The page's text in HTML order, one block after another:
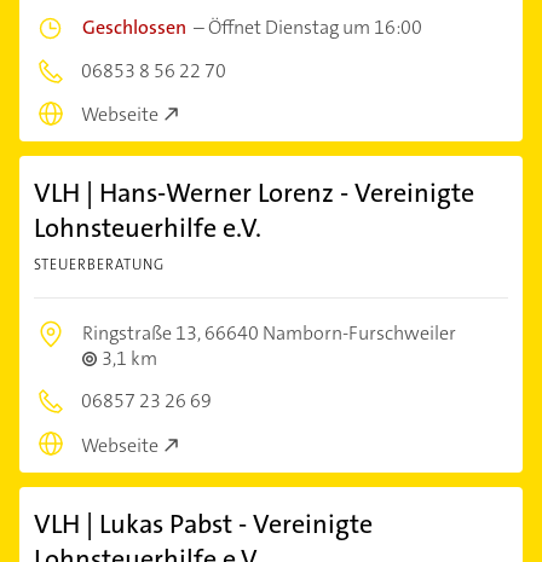
Geschlossen –Öffnet Dienstag um 16:00
06853 8 56 22 70
Webseite
VLH | Hans-Werner Lorenz - Vereinigte
Lohnsteuerhilfe e.V.
STEUERBERATUNG
Ringstraße 13,66640 Namborn-Furschweiler
3,1 km
06857 23 26 69
Webseite
VLH | Lukas Pabst - Vereinigte